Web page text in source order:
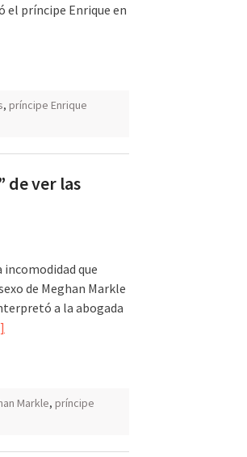
el príncipe Enrique en
, príncipe Enrique
de ver las
que
de Meghan Markle
a la abogada
Markle, príncipe